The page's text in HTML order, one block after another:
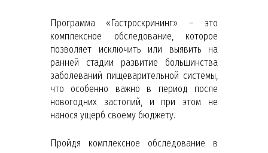
Программа «Гастроскрининг» – это
комплексное обследование, которое
позволяет исключить или выявить на
ранней стадии развитие большинства
заболеваний пищеварительной системы,
что особенно важно в период после
новогодних застолий, и при этом не
нанося ущерб своему бюджету.
Пройдя комплексное обследование в